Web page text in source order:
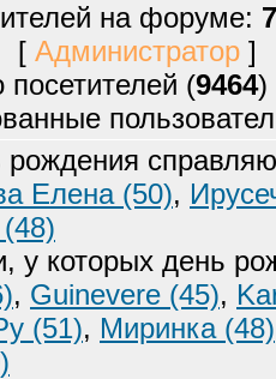
на форуме:
[ Администратор ]
(9464)
рождения
Елена (50),
у которых день
, Guinevere (45),
(51), Миринка (48)